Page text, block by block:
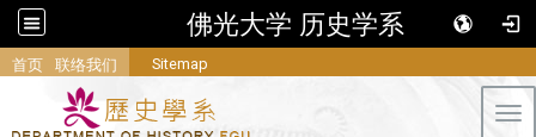
佛光大学 历史学系
首页 联络我们 Sitemap